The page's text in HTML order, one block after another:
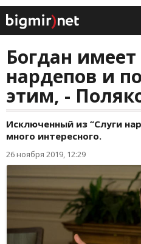
Богдан
нардепов и
этим, -
Исключенный из “Слуги
много интересного.
26 ноября 2019, 12:29